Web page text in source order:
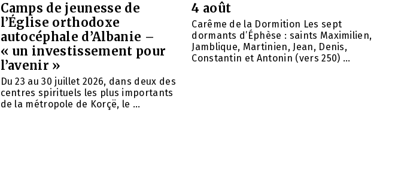
Camps de jeunesse de
l’Église orthodoxe
autocéphale d’Albanie –
« un investissement pour
l’avenir »
Du 23 au 30 juillet 2026, dans deux des
centres spirituels les plus importants
de la métropole de Korçë, le ...
4 août
Carême de la Dormition Les sept
dormants d’Éphèse : saints Maximilien,
Jamblique, Martinien, Jean, Denis,
Constantin et Antonin (vers 250) ...